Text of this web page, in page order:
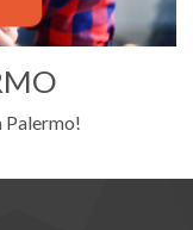
Palermo!